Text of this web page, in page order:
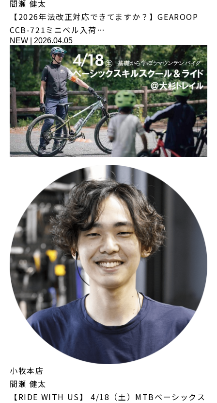
間瀬 健太
【2026年法改正対応できてますか？】GEAROOP
CCB-721ミニベル入荷…
NEW 2026.04.05
小牧本店
間瀬 健太
【RIDE WITH US】 4/18（土）MTBベーシックス